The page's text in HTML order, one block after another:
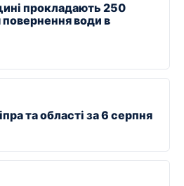
прокладають 250
води в
та області за 6 серпня